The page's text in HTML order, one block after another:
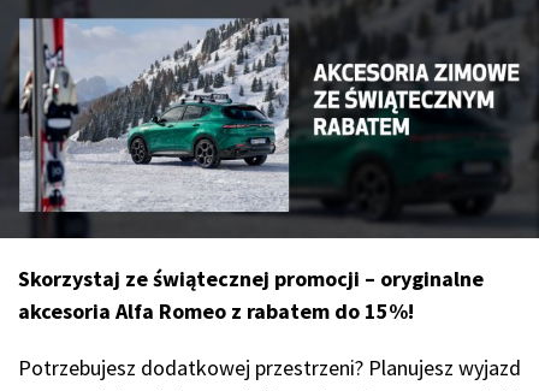
Skorzystaj ze świątecznej promocji – oryginalne
akcesoria Alfa Romeo z rabatem do 15%!
Potrzebujesz dodatkowej przestrzeni? Planujesz wyjazd